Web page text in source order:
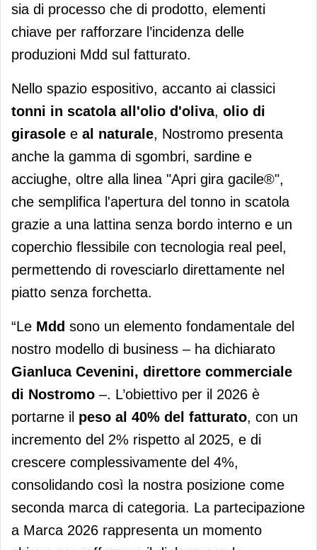
sia di processo che di prodotto, elementi
chiave per rafforzare l’incidenza delle
produzioni Mdd sul fatturato.
Nello spazio espositivo, accanto ai classici
tonni in scatola all'olio d'oliva, olio di
girasole e al naturale, Nostromo presenta
anche la gamma di sgombri, sardine e
acciughe, oltre alla linea "Apri gira gacile®",
che semplifica l'apertura del tonno in scatola
grazie a una lattina senza bordo interno e un
coperchio flessibile con tecnologia real peel,
permettendo di rovesciarlo direttamente nel
piatto senza forchetta.
“Le Mdd sono un elemento fondamentale del
nostro modello di business – ha dichiarato
Gianluca Cevenini, direttore commerciale
di Nostromo –. L’obiettivo per il 2026 è
portarne il peso al 40% del fatturato, con un
incremento del 2% rispetto al 2025, e di
crescere complessivamente del 4%,
consolidando così la nostra posizione come
seconda marca di categoria. La partecipazione
a Marca 2026 rappresenta un momento